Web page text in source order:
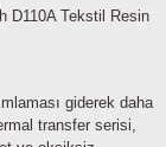
D110A Tekstil Resin
giderek daha
transfer serisi,